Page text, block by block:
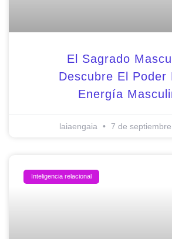
El Sagrado
Descubre El Poder
Energía
laiaengaia 7 de
Inteligencia relacional